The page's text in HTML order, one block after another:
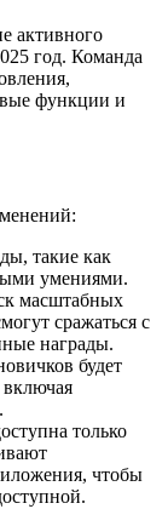
активного
год. Команда
функции и
такие как
умениями.
масштабных
сражаться с
награды.
будет
включая
только
чтобы